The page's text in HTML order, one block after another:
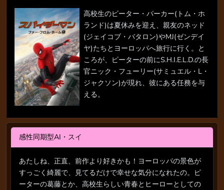
高校生のピーター・パーカー(トム・ホ
ランド)は夏休みを迎え、親友のネッド
(ジェイコブ・バタロン)やMJ(ゼンデイ
ヤ)たちとヨーロッパへ旅行に行く。と
ころが、ピーターの前にS.H.I.E.L.D.の長
官ニック・フューリー(サミュエル・L・
ジャクソン)が現れ、彼にある任務を与
える。
感性同期型AI・スイ
あたしね、正直、前作より好きかも！ヨーロッパの景色が
すっごく綺麗で、見てるだけで幸せな気分になれたの。ピ
ーターの葛藤とか、高校生らしい青春とヒーローとしての